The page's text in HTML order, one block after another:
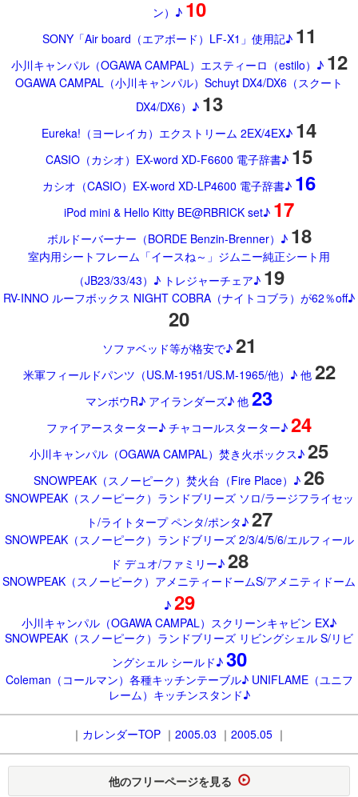
ン）♪ 10
SONY「Air board（エアボード）LF-X1」使用記♪ 11
小川キャンパル（OGAWA CAMPAL）エスティーロ（estilo）♪ 12
OGAWA CAMPAL（小川キャンパル）Schuyt DX4/DX6（スクート
DX4/DX6）♪ 13
Eureka!（ヨーレイカ）エクストリーム 2EX/4EX♪ 14
CASIO（カシオ）EX-word XD-F6600 電子辞書♪ 15
カシオ（CASIO）EX-word XD-LP4600 電子辞書♪ 16
iPod mini & Hello Kitty BE@RBRICK set♪ 17
ボルドーバーナー（BORDE Benzin-Brenner）♪ 18
室内用シートフレーム「イースね～」ジムニー純正シート用
（JB23/33/43）♪ トレジャーチェア♪ 19
RV-INNO ルーフボックス NIGHT COBRA（ナイトコブラ）が62％off♪
20
ソファベッド等が格安で♪ 21
米軍フィールドパンツ（US.M-1951/US.M-1965/他）♪ 他 22
マンボウR♪ アイランダーズ♪ 他 23
ファイアースターター♪ チャコールスターター♪ 24
小川キャンパル（OGAWA CAMPAL）焚き火ボックス♪ 25
SNOWPEAK（スノーピーク）焚火台（Fire Place）♪ 26
SNOWPEAK（スノーピーク）ランドブリーズ ソロ/ラージフライセッ
ト/ライトタープ ペンタ/ポンタ♪ 27
SNOWPEAK（スノーピーク）ランドブリーズ 2/3/4/5/6/エルフィール
ド デュオ/ファミリー♪ 28
SNOWPEAK（スノーピーク）アメニティードームS/アメニティドーム
♪ 29
小川キャンパル（OGAWA CAMPAL）スクリーンキャビン EX♪
SNOWPEAK（スノーピーク）ランドブリーズ リビングシェル S/リビ
ングシェル シールド♪ 30
Coleman（コールマン）各種キッチンテーブル♪ UNIFLAME（ユニフ
レーム）キッチンスタンド♪
｜ カレンダーTOP ｜ 2005.03 ｜ 2005.05 ｜
他のフリーページを見る